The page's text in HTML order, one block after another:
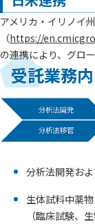
アメリカ・イリノイ
（https://
の連携により、グロ
受託業務
分析法開発お
生体試料中薬
（臨床試験、